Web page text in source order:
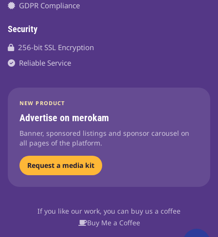
GDPR Compliance
Security
256-bit SSL Encryption
Reliable Service
NEW PRODUCT
Advertise on merokam
Banner, sponsored listings and sponsor carousel on
all pages of the platform.
Request a media kit
If you like our work, you can buy us a coffee
Buy Me a Coffee